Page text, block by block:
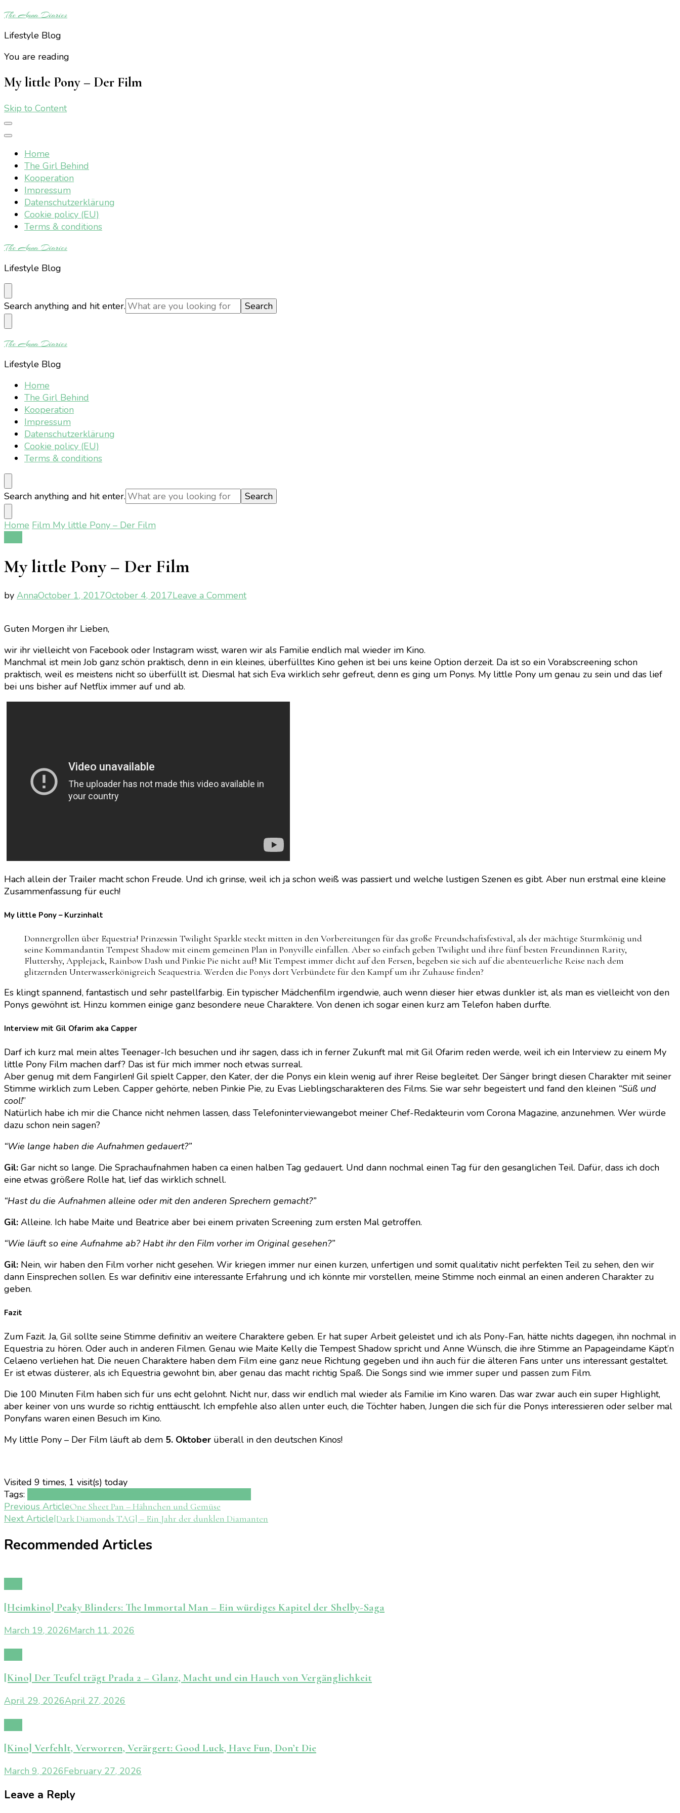
The Anna Diaries
Lifestyle Blog
You are reading
My little Pony – Der Film
Skip to Content
Home
The Girl Behind
Kooperation
Impressum
Datenschutzerklärung
Cookie policy (EU)
Terms & conditions
The Anna Diaries
Lifestyle Blog
Looking
for
Something?
Search anything and hit enter.
The Anna Diaries
Lifestyle Blog
Home
The Girl Behind
Kooperation
Impressum
Datenschutzerklärung
Cookie policy (EU)
Terms & conditions
Looking
for
Something?
Search anything and hit enter.
Home Film My little Pony – Der Film
My little Pony – Der Film
by AnnaOctober 1, 2017October 4, 2017Leave a Commenton
Der
Film
Guten Morgen ihr Lieben,
wir ihr vielleicht von Facebook oder Instagram wisst, waren wir als Familie endlich mal wieder im Kino.
Manchmal ist mein Job ganz schön praktisch, denn in ein kleines, überfülltes Kino gehen ist bei uns keine Option derzeit. Da ist so ein Vorabscreening schon
praktisch, weil es meistens nicht so überfüllt ist. Diesmal hat sich Eva wirklich sehr gefreut, denn es ging um Ponys. My little Pony um genau zu sein und das lief
bei uns bisher auf Netflix immer auf und ab.
Hach allein der Trailer macht schon Freude. Und ich grinse, weil ich ja schon weiß was passiert und welche lustigen Szenen es gibt. Aber nun erstmal eine kleine
Zusammenfassung für euch!
My little Pony – Kurzinhalt
Donnergrollen über Equestria! Prinzessin Twilight Sparkle steckt mitten in den Vorbereitungen für das große Freundschaftsfestival, als der mächtige Sturmkönig und
seine Kommandantin Tempest Shadow mit einem gemeinen Plan in Ponyville einfallen. Aber so einfach geben Twilight und ihre fünf besten Freundinnen Rarity,
Fluttershy, Applejack, Rainbow Dash und Pinkie Pie nicht auf! Mit Tempest immer dicht auf den Fersen, begeben sie sich auf die abenteuerliche Reise nach dem
glitzernden Unterwasserkönigreich Seaquestria. Werden die Ponys dort Verbündete für den Kampf um ihr Zuhause finden?
Es klingt spannend, fantastisch und sehr pastellfarbig. Ein typischer Mädchenfilm irgendwie, auch wenn dieser hier etwas dunkler ist, als man es vielleicht von den
Ponys gewöhnt ist. Hinzu kommen einige ganz besondere neue Charaktere. Von denen ich sogar einen kurz am Telefon haben durfte.
Interview mit Gil Ofarim aka Capper
Darf ich kurz mal mein altes Teenager-Ich besuchen und ihr sagen, dass ich in ferner Zukunft mal mit Gil Ofarim reden werde, weil ich ein Interview zu einem My
little Pony Film machen darf? Das ist für mich immer noch etwas surreal.
Aber genug mit dem Fangirlen! Gil spielt Capper, den Kater, der die Ponys ein klein wenig auf ihrer Reise begleitet. Der Sänger bringt diesen Charakter mit seiner
Stimme wirklich zum Leben. Capper gehörte, neben Pinkie Pie, zu Evas Lieblingscharakteren des Films. Sie war sehr begeistert und fand den kleinen “Süß und
cool!”
Natürlich habe ich mir die Chance nicht nehmen lassen, dass Telefoninterviewangebot meiner Chef-Redakteurin vom Corona Magazine, anzunehmen. Wer würde
dazu schon nein sagen?
“Wie lange haben die Aufnahmen gedauert?”
Gil: Gar nicht so lange. Die Sprachaufnahmen haben ca einen halben Tag gedauert. Und dann nochmal einen Tag für den gesanglichen Teil. Dafür, dass ich doch
eine etwas größere Rolle hat, lief das wirklich schnell.
“Hast du die Aufnahmen alleine oder mit den anderen Sprechern gemacht?”
Gil: Alleine. Ich habe Maite und Beatrice aber bei einem privaten Screening zum ersten Mal getroffen.
“Wie läuft so eine Aufnahme ab? Habt ihr den Film vorher im Original gesehen?”
Gil: Nein, wir haben den Film vorher nicht gesehen. Wir kriegen immer nur einen kurzen, unfertigen und somit qualitativ nicht perfekten Teil zu sehen, den wir
dann Einsprechen sollen. Es war definitiv eine interessante Erfahrung und ich könnte mir vorstellen, meine Stimme noch einmal an einen anderen Charakter zu
geben.
Fazit
Zum Fazit. Ja, Gil sollte seine Stimme definitiv an weitere Charaktere geben. Er hat super Arbeit geleistet und ich als Pony-Fan, hätte nichts dagegen, ihn nochmal in
Equestria zu hören. Oder auch in anderen Filmen. Genau wie Maite Kelly die Tempest Shadow spricht und Anne Wünsch, die ihre Stimme an Papageindame Käpt’n
Celaeno verliehen hat. Die neuen Charaktere haben dem Film eine ganz neue Richtung gegeben und ihn auch für die älteren Fans unter uns interessant gestaltet.
Er ist etwas düsterer, als ich Equestria gewohnt bin, aber genau das macht richtig Spaß. Die Songs sind wie immer super und passen zum Film.
Die 100 Minuten Film haben sich für uns echt gelohnt. Nicht nur, dass wir endlich mal wieder als Familie im Kino waren. Das war zwar auch ein super Highlight,
aber keiner von uns wurde so richtig enttäuscht. Ich empfehle also allen unter euch, die Töchter haben, Jungen die sich für die Ponys interessieren oder selber mal
Ponyfans waren einen Besuch im Kino.
My little Pony – Der Film läuft ab dem 5. Oktober überall in den deutschen Kinos!
Visited 9 times, 1 visit(s) today
Tags:
Post
Navigation
Previous ArticleOne Sheet Pan – Hähnchen und Gemüse
Next Article[Dark Diamonds TAG] – Ein Jahr der dunklen Diamanten
Recommended Articles
[Heimkino] Peaky Blinders: The Immortal Man – Ein würdiges Kapitel der Shelby-Saga
March 19, 2026March 11, 2026
[Kino] Der Teufel trägt Prada 2 – Glanz, Macht und ein Hauch von Vergänglichkeit
April 29, 2026April 27, 2026
[Kino] Verfehlt, Verworren, Verärgert: Good Luck, Have Fun, Don’t Die
March 9, 2026February 27, 2026
Leave a Reply